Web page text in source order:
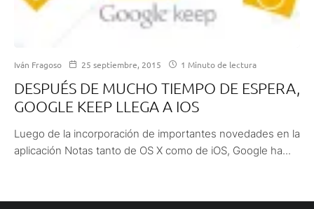
Iván Fragoso 25 septiembre, 2015 1 Minuto de lectura
DESPUÉS DE MUCHO TIEMPO DE ESPERA,
GOOGLE KEEP LLEGA A IOS
Luego de la incorporación de importantes novedades en la
aplicación Notas tanto de OS X como de iOS, Google ha...